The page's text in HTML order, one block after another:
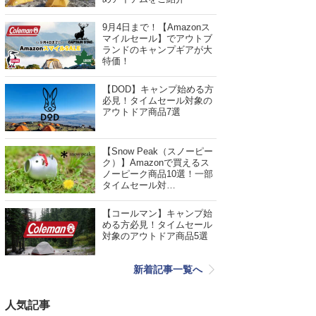
9月4日まで！【Amazonス
マイルセール】でアウトブ
ランドのキャンプギアが大
特価！
【DOD】キャンプ始める方
必見！タイムセール対象の
アウトドア商品7選
【Snow Peak（スノーピー
ク）】Amazonで買えるス
ノーピーク商品10選！一部
タイムセール対…
【コールマン】キャンプ始
める方必見！タイムセール
対象のアウトドア商品5選
新着記事一覧へ
人気記事